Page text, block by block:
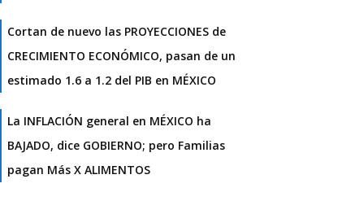
Cortan de nuevo las PROYECCIONES de
CRECIMIENTO ECONÓMICO, pasan de un
estimado 1.6 a 1.2 del PIB en MÉXICO
La INFLACIÓN general en MÉXICO ha
BAJADO, dice GOBIERNO; pero Familias
pagan Más X ALIMENTOS